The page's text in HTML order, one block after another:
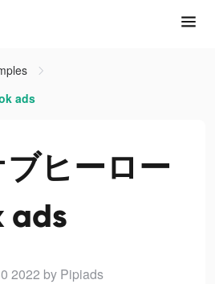
ads
ヒーロー
ads
2022 by Pipiads